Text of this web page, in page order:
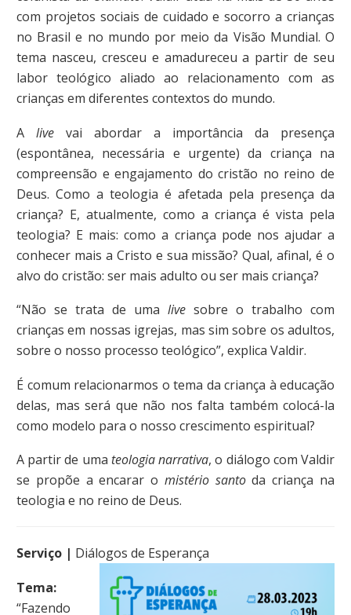
com projetos sociais de cuidado e socorro a crianças
no Brasil e no mundo por meio da Visão Mundial. O
tema nasceu, cresceu e amadureceu a partir de seu
labor teológico aliado ao relacionamento com as
crianças em diferentes contextos do mundo.
A live vai abordar a importância da presença
(espontânea, necessária e urgente) da criança na
compreensão e engajamento do cristão no reino de
Deus. Como a teologia é afetada pela presença da
criança? E, atualmente, como a criança é vista pela
teologia? E mais: como a criança pode nos ajudar a
conhecer mais a Cristo e sua missão? Qual, afinal, é o
alvo do cristão: ser mais adulto ou ser mais criança?
“Não se trata de uma live sobre o trabalho com
crianças em nossas igrejas, mas sim sobre os adultos,
sobre o nosso processo teológico”, explica Valdir.
É comum relacionarmos o tema da criança à educação
delas, mas será que não nos falta também colocá-la
como modelo para o nosso crescimento espiritual?
A partir de uma teologia narrativa, o diálogo com Valdir
se propõe a encarar o mistério santoda criança na
teologia e no reino de Deus.
Serviço | Diálogos de Esperança
Tema:
“Fazendo